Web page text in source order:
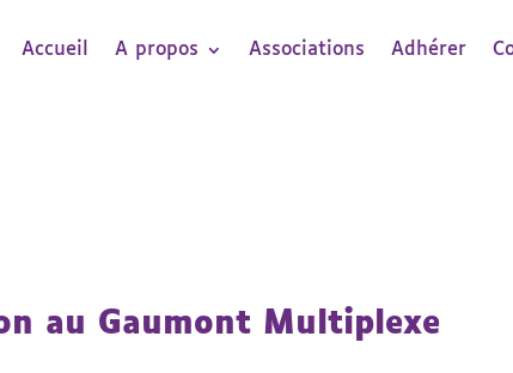
Accueil A propos Associations Adhérer
au Gaumont Multiplexe